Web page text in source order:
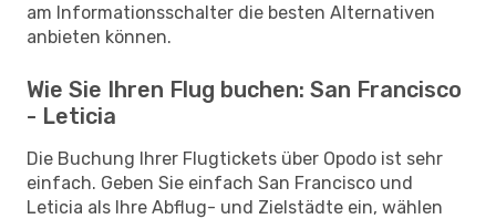
am Informationsschalter die besten Alternativen
anbieten können.
Wie Sie Ihren Flug buchen: San Francisco
- Leticia
Die Buchung Ihrer Flugtickets über Opodo ist sehr
einfach. Geben Sie einfach San Francisco und
Leticia als Ihre Abflug- und Zielstädte ein, wählen